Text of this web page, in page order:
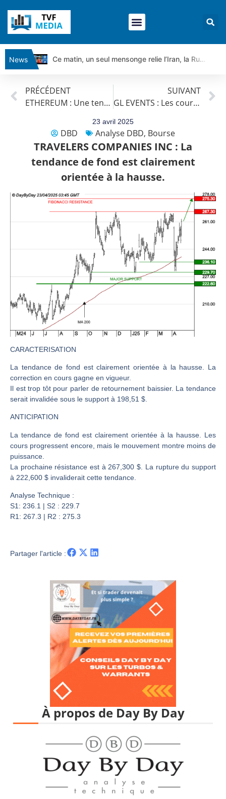
News
Ce matin, un seul mensonge relie l’Iran, la Russie et Trump | par Louis Antoine Michelet
Ce que Trump, Téhéran et Pékin ne veulent pas que vous voyiez ensemble | par Louis-Antoine Michelet
Vente du Turbo infini BEST PUT COINBASE WO83V à 0,51 € (+46 %)
CAPGEMINI : Un signal haussier avant les résultats ? | Daniel Cohen de Lara – Market Movers
REMY COINTREAU : Le rebond est-il enfin confirmé ? | Daniel Cohen de Lara – Market Movers
TELEPERFORMANCE : Faut-il acheter avant les résultats ? | Daniel Cohen de Lara – Market Movers
Bernard Prats-Desclaux : Penser les marchés à l’ère des ruptures | Interview Littéraire
S&P500 : Des records, mais toujours de la vigueur | Ludovick Bertola – Les Echos de Wall Street
NASDAQ : La tendance haussière reste intacte | Ludovick Bertola – Les Echos de Wall Street
EUR/USD : Une réunion à priori sans saveur | Philippe Lhermie – Flash Forex
Pourquoi 6 guerres explosent en même temps cette semaine | par Louis-Antoine Michelet
Une inertie haussière qui ralentit | Antoine Quesada – Chrono CAC
PRÉCÉDENT
ETHEREUM : Une tendance se dégage ?
SUIVANT
GL EVENTS : Les cours progressent encore.
23 avril 2025
DBD Analyse DBD, Bourse
TRAVELERS COMPANIES INC : La
tendance de fond est clairement
orientée à la hausse.
CARACTERISATION
La tendance de fond est clairement orientée à la hausse. La
correction en cours gagne en vigueur.
Il est trop tôt pour parler de retournement baissier. La tendance
serait invalidée sous le support à 198,51 $.
ANTICIPATION
La tendance de fond est clairement orientée à la hausse. Les
cours progressent encore, mais le mouvement montre moins de
puissance.
La prochaine résistance est à 267,300 $. La rupture du support
à 222,600 $ invaliderait cette tendance.
Analyse Technique :
S1: 236.1 | S2 : 229.7
R1: 267.3 | R2 : 275.3
Partager l'article :
À propos de Day By Day